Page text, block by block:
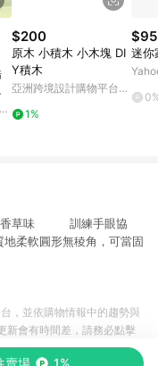
$200
原木 小積木 小木塊 DI
Y積木
亞洲跨境設計購物平台
1%
$95
迷你
香草味 訓練手眼協
圓形無稜角，可當固
賣場 1%
，並依購物情報中的趨勢與
新會有時間差，請務必點擊
一切資訊以合作廠商網頁為